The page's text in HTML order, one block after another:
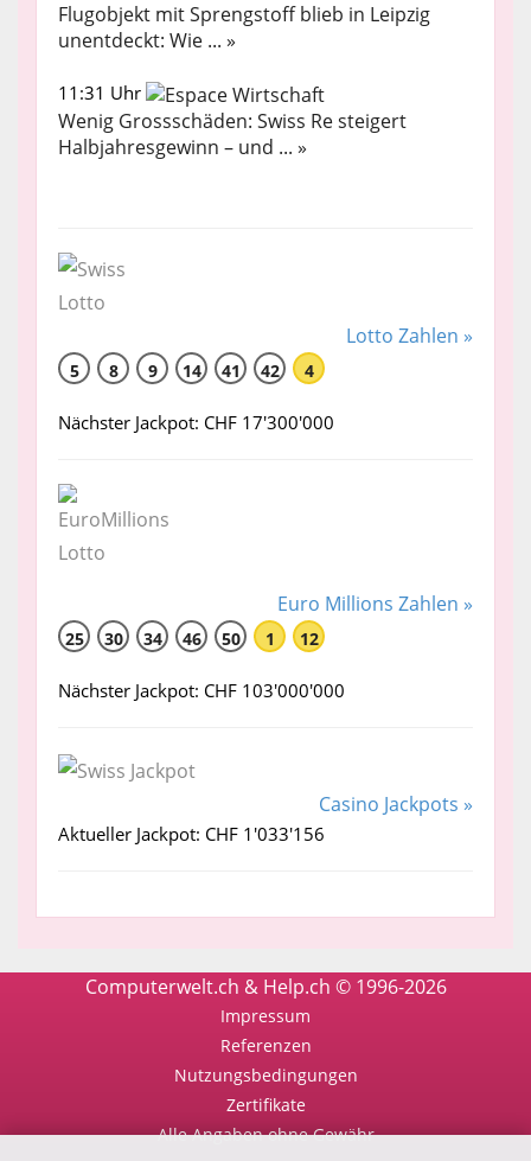
Flugobjekt mit Sprengstoff blieb in Leipzig
unentdeckt: Wie ... »
11:31 Uhr
Wenig Grossschäden: Swiss Re steigert
Halbjahresgewinn – und ... »
Lotto Zahlen »
5 8 9 14 41 42 4
Nächster Jackpot: CHF 17'300'000
Euro Millions Zahlen »
25 30 34 46 50 1 12
Nächster Jackpot: CHF 103'000'000
Casino Jackpots »
Aktueller Jackpot: CHF 1'033'156
Computerwelt.ch & Help.ch © 1996-2026
Impressum
Referenzen
Nutzungsbedingungen
Zertifikate
Alle Angaben ohne Gewähr